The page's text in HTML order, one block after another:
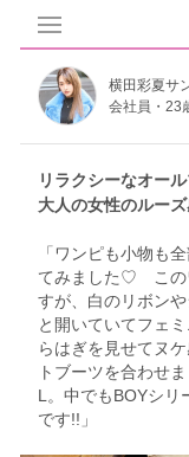
横田彩夏サ
会社員・23
リラクシーなオー
大人の女性のルー
「ワンピも小物も
てみました♡ この
すが、白のリボン
と開いていてフェ
らはぎを見せてヌ
トブーツを合わせ
L。中でもBOYシリ
です!!」